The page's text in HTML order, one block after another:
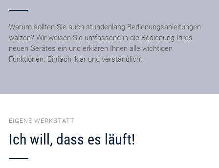
Warum sollten Sie auch stundenlang Bedienungsanleitungen
wälzen? Wir weisen Sie umfassend in die Bedienung Ihres
neuen Gerätes ein und erklären Ihnen alle wichtigen
Funktionen. Einfach, klar und verständlich.
EIGENE WERKSTATT
Ich will, dass es läuft!